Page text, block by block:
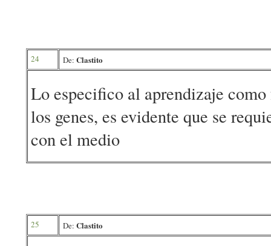
24 De: Clastito
Lo especifico al aprendizaje
los genes, es evidente que se
con el medio
25 De: Clastito